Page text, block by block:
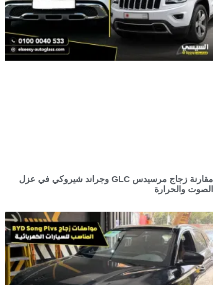
مقارنة زجاج مرسيدس GLC وجراند شيروكي في عزل
الصوت والحرارة